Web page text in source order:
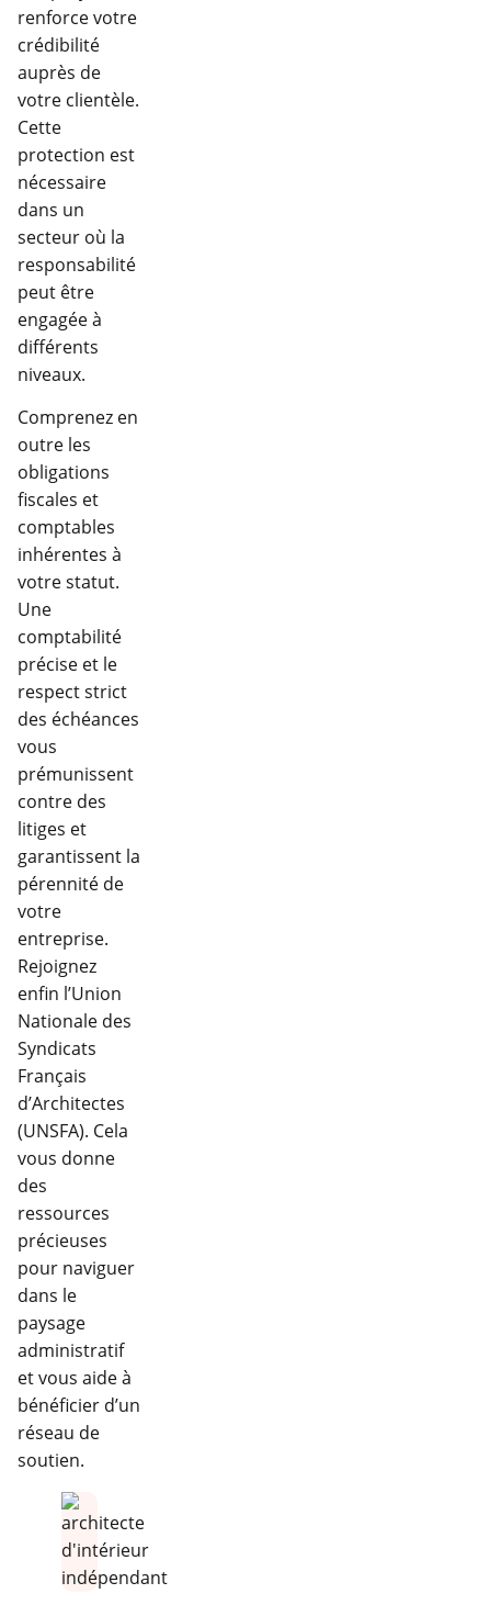
renforce votre
crédibilité
auprès de
votre clientèle.
Cette
protection est
nécessaire
dans un
secteur où la
responsabilité
peut être
engagée à
différents
niveaux.
Comprenez en
outre les
obligations
fiscales et
comptables
inhérentes à
votre statut.
Une
comptabilité
précise et le
respect strict
des échéances
vous
prémunissent
contre des
litiges et
garantissent la
pérennité de
votre
entreprise.
Rejoignez
enfin l’Union
Nationale des
Syndicats
Français
d’Architectes
(UNSFA). Cela
vous donne
des
ressources
précieuses
pour naviguer
dans le
paysage
administratif
et vous aide à
bénéficier d’un
réseau de
soutien.